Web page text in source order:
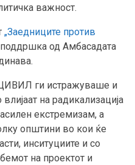
важност.
„Заедниците против
од Амбасадата
ги истражуваше и
на радикализација
екстремизам, а
општини во кои ќе
инситуциите и со
на проектот и